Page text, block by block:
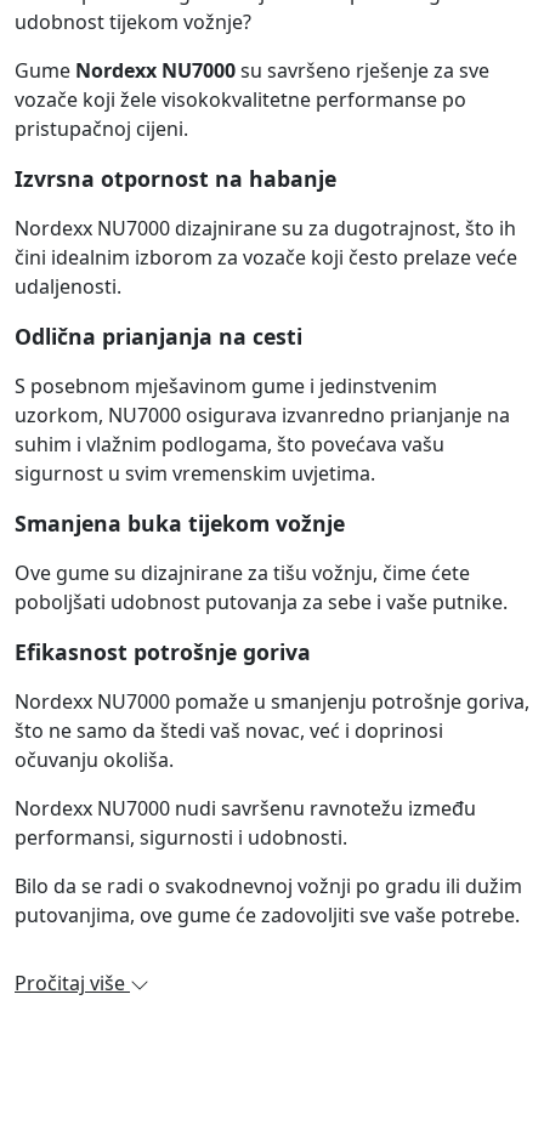
udobnost tijekom vožnje?
Gume Nordexx NU7000su savršeno rješenje za sve
vozače koji žele visokokvalitetne performanse po
pristupačnoj cijeni.
Izvrsna otpornost na habanje
Nordexx NU7000 dizajnirane su za dugotrajnost, što ih
čini idealnim izborom za vozače koji često prelaze veće
udaljenosti.
Odlična prianjanja na cesti
S posebnom mješavinom gume i jedinstvenim
uzorkom, NU7000 osigurava izvanredno prianjanje na
suhim i vlažnim podlogama, što povećava vašu
sigurnost u svim vremenskim uvjetima.
Smanjena buka tijekom vožnje
Ove gume su dizajnirane za tišu vožnju, čime ćete
poboljšati udobnost putovanja za sebe i vaše putnike.
Efikasnost potrošnje goriva
Nordexx NU7000 pomaže u smanjenju potrošnje goriva,
što ne samo da štedi vaš novac, već i doprinosi
očuvanju okoliša.
Nordexx NU7000 nudi savršenu ravnotežu između
performansi, sigurnosti i udobnosti.
Bilo da se radi o svakodnevnoj vožnji po gradu ili dužim
putovanjima, ove gume će zadovoljiti sve vaše potrebe.
Pročitaj više